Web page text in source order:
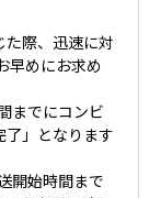
際、迅速に対
早めにお求め
までにコンビ
了」となります
開始時間まで